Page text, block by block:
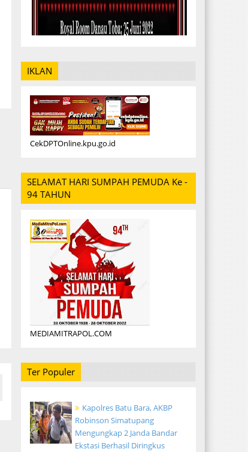
IKLAN
CekDPTOnline.kpu.go.id
SELAMAT HARI SUMPAH PEMUDA Ke -
94 TAHUN
MEDIAMITRAPOL.COM
Ter Populer
Kapolres Batu Bara, AKBP
Robinson Simatupang
Mengungkap 2 Janda Bandar
Ekstasi Berhasil Diringkus